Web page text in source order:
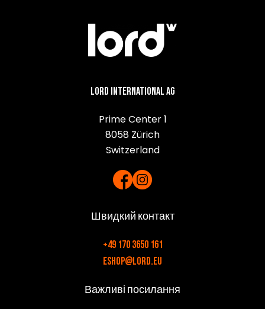
Lord International AG
Prime Center 1
8058 Zürich
Switzerland
Швидкий контакт
+49 170 3650 161
eshop@lord.eu
Важливі посилання